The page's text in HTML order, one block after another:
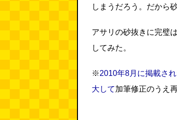
しまうだろう。だから
アサリの砂抜きに完璧
してみた。
※2010年8月に掲載さ
大して加筆修正のうえ